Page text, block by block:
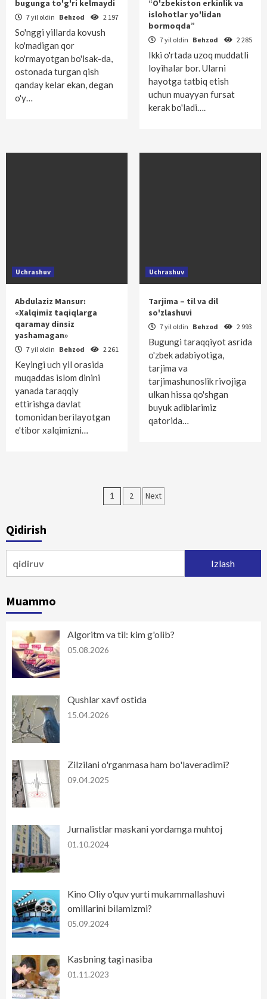
bugunga to'g'ri kelmaydi
7 yil oldin Behzod 2 197
So'nggi yillarda kovush
ko'madigan qor
ko'rmayotgan bo'lsak-da,
ostonada turgan qish
qanday kelar ekan, degan
o'y…
“O'zbekiston erkinlik va
islohotlar yo'lidan
bormoqda”
7 yil oldin Behzod 2 285
Ikki o'rtada uzoq muddatli
loyihalar bor. Ularni
hayotga tatbiq etish
uchun muayyan fursat
kerak bo'ladi….
Uchrashuv
Abdulaziz Mansur:
«Xalqimiz taqiqlarga
qaramay dinsiz
yashamagan»
7 yil oldin Behzod 2 261
Keyingi uch yil orasida
muqaddas islom dinini
yanada taraqqiy
ettirishga davlat
tomonidan berilayotgan
e'tibor xalqimizni…
Uchrashuv
Tarjima – til va dil
so'zlashuvi
7 yil oldin Behzod 2 993
Bugungi taraqqiyot asrida
o'zbek adabiyotiga,
tarjima va
tarjimashunoslik rivojiga
ulkan hissa qo'shgan
buyuk adiblarimiz
qatorida…
Maqolalar
1 2 Next
Qidirish
Muammo
Algoritm va til: kim g'olib?
05.08.2026
Qushlar xavf ostida
15.04.2026
Zilzilani o'rganmasa ham bo'laveradimi?
09.04.2025
Jurnalistlar maskani yordamga muhtoj
01.10.2024
Kino Oliy o'quv yurti mukammallashuvi
omillarini bilamizmi?
05.09.2024
Kasbning tagi nasiba
01.11.2023